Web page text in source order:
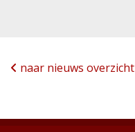
naar nieuws overzicht